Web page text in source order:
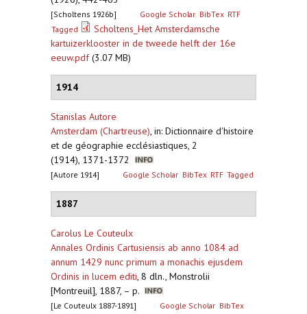
[Scholtens 1926b] Google Scholar BibTex RTF
Tagged
Scholtens_Het Amsterdamsche
kartuizerklooster in de tweede helft der 16e
eeuw.pdf(3.07 MB)
1914
Stanislas Autore
Amsterdam (Chartreuse), in: Dictionnaire d'histoire
et de géographie ecclésiastiques, 2
(1914), 1371-1372
[Autore 1914] Google Scholar BibTex RTF Tagged
1887
Carolus Le Couteulx
Annales Ordinis Cartusiensis ab anno 1084 ad
annum 1429 nunc primum a monachis ejusdem
Ordinis in lucem editi, 8 dln., Monstrolii
[Montreuil], 1887, – p.
[Le Couteulx 1887-1891] Google Scholar BibTex